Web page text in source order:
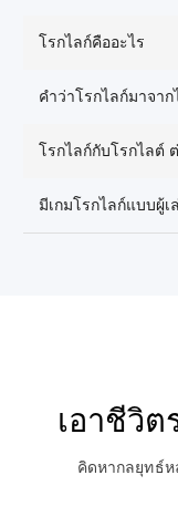
โรกไลก์คืออะไร
คำว่าโรกไลก์มาจา
โรกไลก์กับโรกไลต์
มีเกมโรกไลก์แบบผู้
เอาชีวิ
คิดหากลยุทธ์